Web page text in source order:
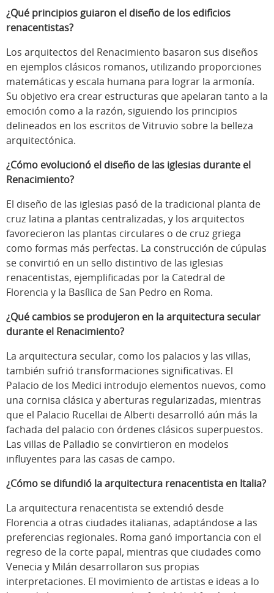
¿Qué principios guiaron el diseño de los edificios
renacentistas?
Los arquitectos del Renacimiento basaron sus diseños
en ejemplos clásicos romanos, utilizando proporciones
matemáticas y escala humana para lograr la armonía.
Su objetivo era crear estructuras que apelaran tanto a la
emoción como a la razón, siguiendo los principios
delineados en los escritos de Vitruvio sobre la belleza
arquitectónica.
¿Cómo evolucionó el diseño de las iglesias durante el
Renacimiento?
El diseño de las iglesias pasó de la tradicional planta de
cruz latina a plantas centralizadas, y los arquitectos
favorecieron las plantas circulares o de cruz griega
como formas más perfectas. La construcción de cúpulas
se convirtió en un sello distintivo de las iglesias
renacentistas, ejemplificadas por la Catedral de
Florencia y la Basílica de San Pedro en Roma.
¿Qué cambios se produjeron en la arquitectura secular
durante el Renacimiento?
La arquitectura secular, como los palacios y las villas,
también sufrió transformaciones significativas. El
Palacio de los Medici introdujo elementos nuevos, como
una cornisa clásica y aberturas regularizadas, mientras
que el Palacio Rucellai de Alberti desarrolló aún más la
fachada del palacio con órdenes clásicos superpuestos.
Las villas de Palladio se convirtieron en modelos
influyentes para las casas de campo.
¿Cómo se difundió la arquitectura renacentista en Italia?
La arquitectura renacentista se extendió desde
Florencia a otras ciudades italianas, adaptándose a las
preferencias regionales. Roma ganó importancia con el
regreso de la corte papal, mientras que ciudades como
Venecia y Milán desarrollaron sus propias
interpretaciones. El movimiento de artistas e ideas a lo